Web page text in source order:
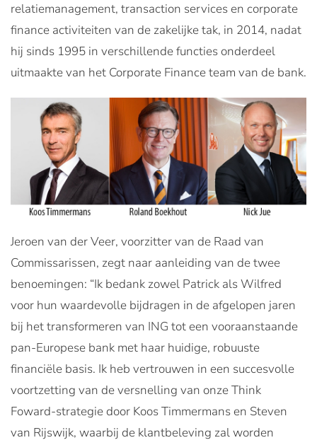
relatiemanagement, transaction services en corporate
finance activiteiten van de zakelijke tak, in 2014, nadat
hij sinds 1995 in verschillende functies onderdeel
uitmaakte van het Corporate Finance team van de bank.
Jeroen van der Veer, voorzitter van de Raad van
Commissarissen, zegt naar aanleiding van de twee
benoemingen: “Ik bedank zowel Patrick als Wilfred
voor hun waardevolle bijdragen in de afgelopen jaren
bij het transformeren van ING tot een vooraanstaande
pan-Europese bank met haar huidige, robuuste
financiële basis. Ik heb vertrouwen in een succesvolle
voortzetting van de versnelling van onze Think
Foward-strategie door Koos Timmermans en Steven
van Rijswijk, waarbij de klantbeleving zal worden